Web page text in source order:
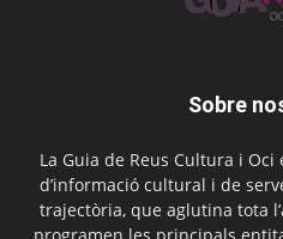
Sobre
La Guia de Reus Cultura i
d’informació cultural i de
trajectòria, que aglutina tota